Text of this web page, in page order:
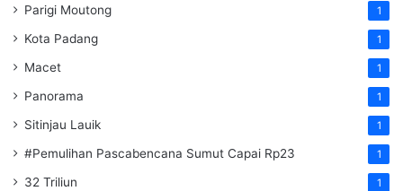
Parigi Moutong 1
Kota Padang 1
Macet 1
Panorama 1
Sitinjau Lauik 1
#Pemulihan Pascabencana Sumut Capai Rp23 1
32 Triliun 1